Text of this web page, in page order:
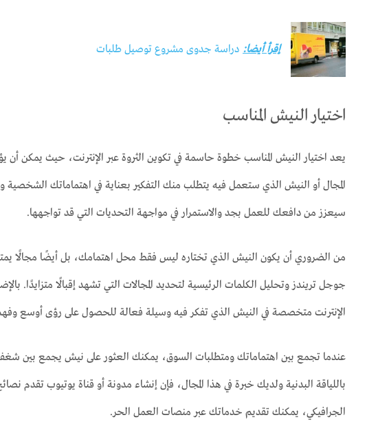
إقرأ أيضا: دراسة جدوى مشروع توصيل طلبات
اختيار النيش المناسب
يعد اختيار النيش المناسب خطوة حاسمة في تكوين الثروة عبر الإنترنت، حيث يمكن
المجال أو النيش الذي ستعمل فيه يتطلب منك التفكير بعناية في اهتماماتك
سيعزز من دافعك للعمل بجد والاستمرار في مواجهة التحديات التي قد تواجهها.
من الضروري أن يكون النيش الذي تختاره ليس فقط محل اهتمامك، بل أيضًا مجالًا
جوجل تريندز وتحليل الكلمات الرئيسية لتحديد المجالات التي تشهد إقبالًا متزايدًا.
الإنترنت متخصصة في النيش الذي تفكر فيه وسيلة فعالة للحصول على رؤى أوسع
عندما تجمع بين اهتماماتك ومتطلبات السوق، يمكنك العثور على نيش يجمع بين
باللياقة البدنية ولديك خبرة في هذا المجال، فإن إنشاء مدونة أو قناة يوتيوب تقدم
الجرافيكي، يمكنك تقديم خدماتك عبر منصات العمل الحر.